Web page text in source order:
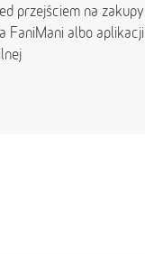
przejściem na zakupy
FaniMani albo aplikacji